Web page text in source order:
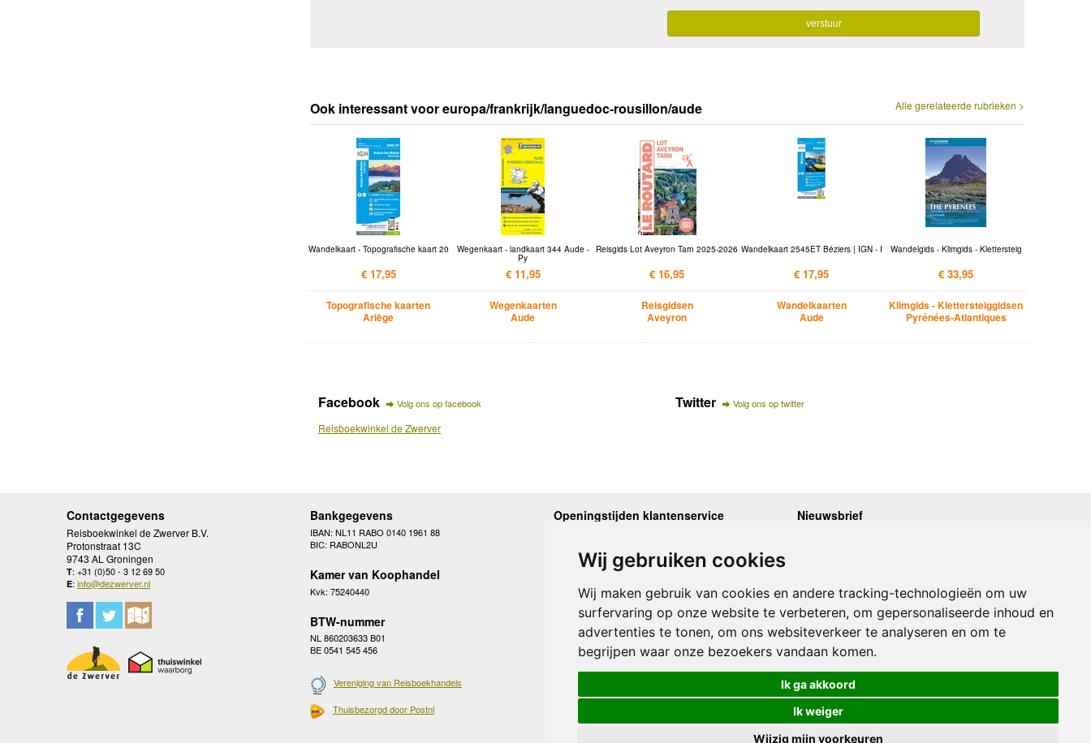
Wij gebruiken cookies
Wij maken gebruik van cookies en andere tracking-technologieën om uw
surfervaring op onze website te verbeteren, om gepersonaliseerde inhoud en
advertenties te tonen, om ons websiteverkeer te analyseren en om te
begrijpen waar onze bezoekers vandaan komen.
Ik ga akkoord
Ik weiger
Wijzig mijn voorkeuren
Alle gerelateerde rubrieken >
Ook interessant voor europa/frankrijk/languedoc-rousillon/aude
Wandelkaart - Topografische kaart 20
€ 17,95
Topografische kaarten
Ariège
Wegenkaart - landkaart 344 Aude -
Py
€ 11,95
Wegenkaarten
Aude
Reisgids Lot Aveyron Tarn 2025-2026
€ 16,95
Reisgidsen
Aveyron
Wandelkaart 2545ET Béziers | IGN - I
€ 17,95
Wandelkaarten
Aude
Wandelgids - Klimgids - Klettersteig
€ 33,95
Klimgids - Klettersteiggidsen
Pyrénées-Atlantiques
Facebook Volg ons op facebook
Reisboekwinkel de Zwerver
Twitter Volg ons op twitter
Contactgegevens
Reisboekwinkel de Zwerver B.V.
Protonstraat 13C
9743 AL Groningen
T: +31 (0)50 - 3 12 69 50
E: info@dezwerver.nl
Bankgegevens
IBAN: NL11 RABO 0140 1961 88
BIC: RABONL2U
Kamer van Koophandel
Kvk: 75240440
BTW-nummer
NL 860203633 B01
BE 0541 545 456
Vereniging van Reisboekhandels
Thuisbezorgd door Postnl
Openingstijden klantenservice
Woensdag
10.00 - 12.30 en 13.30 - 17.00
Donderdag
Vrijdag
10.00 - 12.30 en 13.30 - 17.00
Zaterdag
gesloten
Zondag
gesloten
Nieuwsbrief
Onze laatste Nieuwsbrief
Inschrijven